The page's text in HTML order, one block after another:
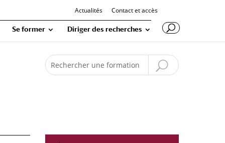
Actualités Contact et accès
Se former Diriger des recherches
Recherche